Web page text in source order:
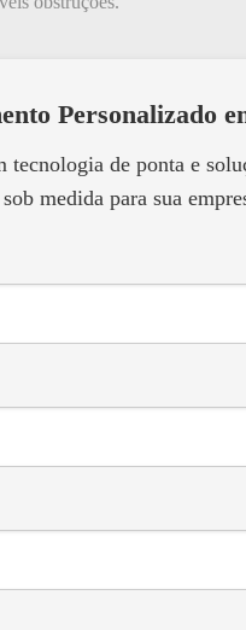
Personalizado
de ponta e
medida para sua